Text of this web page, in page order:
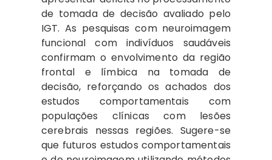
de tomada de decisão avaliado pelo
IGT. As pesquisas com neuroimagem
funcional com indivíduos saudáveis
confirmam o envolvimento da região
frontal e límbica na tomada de
decisão, reforçando os achados dos
estudos comportamentais com
populações clínicas com lesões
cerebrais nessas regiões. Sugere-se
que futuros estudos comportamentais